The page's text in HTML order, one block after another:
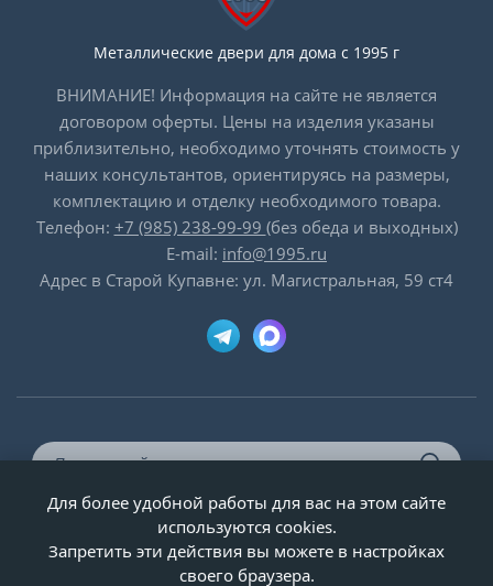
Металлические двери для дома с 1995 г
ВНИМАНИЕ! Информация на сайте не является
договором оферты. Цены на изделия указаны
приблизительно, необходимо уточнять стоимость у
наших консультантов, ориентируясь на размеры,
комплектацию и отделку необходимого товара.
Телефон: +7 (985) 238-99-99 (без обеда и выходных)
E-mail: info@1995.ru
Адрес в Старой Купавне: ул. Магистральная, 59 ст4
© ООО «Двери-и-точка», ИНН 5020092947, 1995-2026 г.
Для более удобной работы для вас на этом сайте
используются cookies.
Запретить эти действия вы можете в настройках
своего браузера.